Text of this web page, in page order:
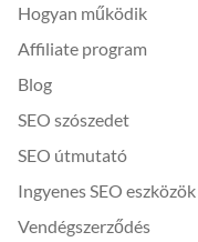
Hogyan működik
Affiliate program
Blog
SEO szószedet
SEO útmutató
Ingyenes SEO eszközök
Vendégszerződés